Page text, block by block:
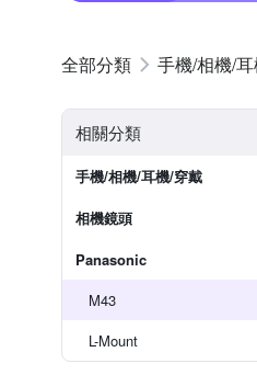
手機/相機/
相關分類
手機/相機/耳機/穿戴
相機鏡頭
Panasonic
M43
L-Mount